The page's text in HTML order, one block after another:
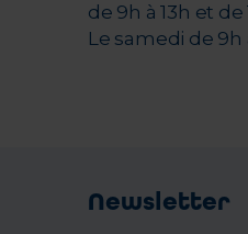
de 9h à 13h et de
Le samedi de 9h
Newsletter